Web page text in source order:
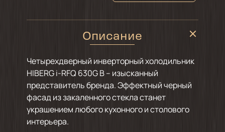
Описание
Четырехдверный инверторный холодильник
HIBERG i-RFQ 630G B – изысканный
представитель бренда. Эффектный черный
фасад из закаленного стекла станет
украшением любого кухонного и столового
интерьера.